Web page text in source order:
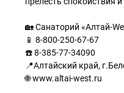
🏡 Санаторий «Алтай-
📱 8-800-250-67-67
☎️ 8-385-77-34090
📍Алтайский край,
🌐 www.altai-west.ru